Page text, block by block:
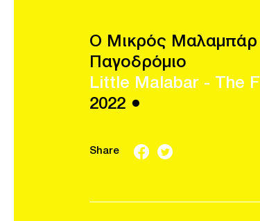
Ο Μικρός Μαλαμπάρ
Παγοδρόμιο
Little Malabar - The
2022 ●
Share